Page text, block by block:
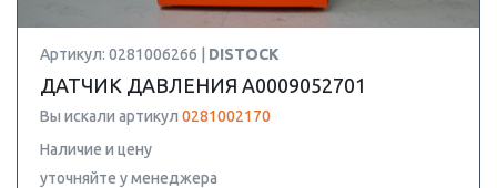
Артикул: 0281006266 | DISTOCK
ДАТЧИК ДАВЛЕНИЯ A0009052701
Вы искали артикул 0281002170
Наличие и цену
уточняйте у менеджера